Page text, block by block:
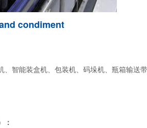
condiment
、智能装盒机、包装机、码垛机、瓶箱输送
：